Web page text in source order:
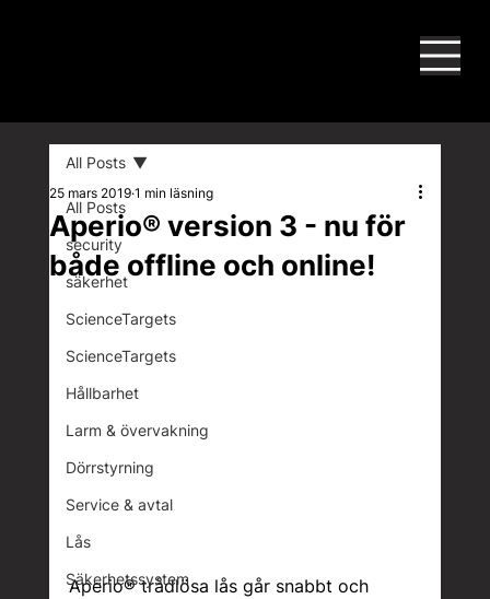
All Posts
security
säkerhet
ScienceTargets
ScienceTargets
Hållbarhet
Larm & övervakning
Dörrstyrning
Service & avtal
Lås
Säkerhetssystem
All Posts
Aperio® version 3 - nu för
både offline och online!
25 mars 2019 1 min läsning
Aperio® trådlösa lås går snabbt och